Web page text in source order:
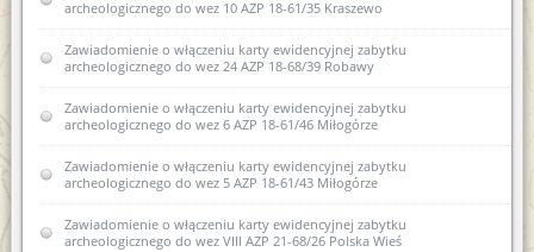
archeologicznego lądowego do wojewódzkiej ewidencji
zabytków 1 AZP 29-57/19 Dylewo
Zawiadomienie o włączeniu karty ewidencyjnej zabytku
archeologicznego lądowego do wojewódzkiej ewidencji
zabytków 10 AZP 30-50/63Nowe Miasto Lubawskie
Zawiadomienie o włączeniu spichlerza w Dobrym Mieście ul.
Fabryczna 15 B, obręb 0001
Zawiadomienie o włączeniu do wojewódzkiej ewidencji
zabytków karty ewidencyjnej zabytku archeologicznego
lądowego XLII AZP 25-61/72 Bartąg
archeologicznego do wez 10 AZP 18-61/35 Kraszewo
Zawiadomienie o włączeniu karty ewidencyjnej zabytku
archeologicznego do wez 24 AZP 18-68/39 Robawy
Zawiadomienie o włączeniu karty ewidencyjnej zabytku
archeologicznego do wez 6 AZP 18-61/46 Miłogórze
Zawiadomienie o włączeniu karty ewidencyjnej zabytku
archeologicznego do wez 5 AZP 18-61/43 Miłogórze
Zawiadomienie o włączeniu karty ewidencyjnej zabytku
archeologicznego do wez VIII AZP 21-68/26 Polska Wieś